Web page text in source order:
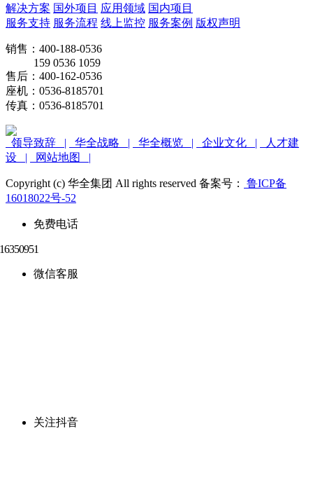
解决方案 国外项目 应用领域 国内项目
服务支持 服务流程 线上监控 服务案例 版权声明
销售：400-188-0536
159 0536 1059
售后：400-162-0536
座机：0536-8185701
传真：0536-8185701
领导致辞 | 华全战略 | 华全概览 | 企业文化 |
人才建
设 |
网站地图 |
Copyright (c) 华全集团 All rights reserved 备案号：
鲁ICP备
16018022号-52
免费电话
微信客服
关注抖音